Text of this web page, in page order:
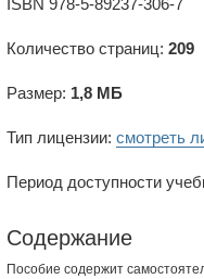
ISBN 978-5-89237-306-7
Количество страниц: 209
Размер: 1,8 МБ
Тип лицензии: смотреть
Период доступности
Содержание
Пособие содержит